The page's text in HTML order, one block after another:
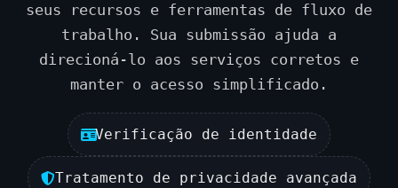
seus recursos e ferramentas de fluxo de
trabalho. Sua submissão ajuda a
direcioná-lo aos serviços corretos e
manter o acesso simplificado.
Verificação de identidade
Tratamento de privacidade avançada